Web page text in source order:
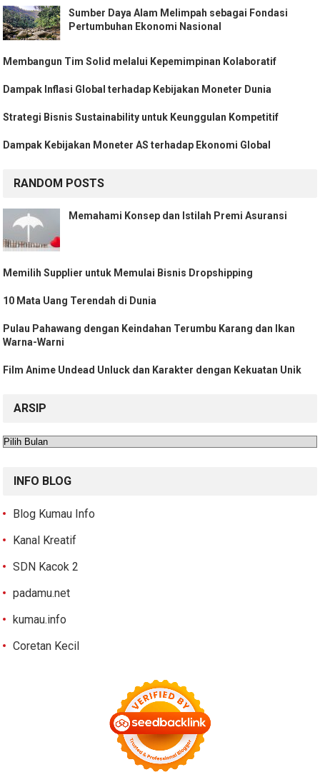
Sumber Daya Alam Melimpah sebagai Fondasi
Pertumbuhan Ekonomi Nasional
Membangun Tim Solid melalui Kepemimpinan Kolaboratif
Dampak Inflasi Global terhadap Kebijakan Moneter Dunia
Strategi Bisnis Sustainability untuk Keunggulan Kompetitif
Dampak Kebijakan Moneter AS terhadap Ekonomi Global
RANDOM POSTS
Memahami Konsep dan Istilah Premi Asuransi
Memilih Supplier untuk Memulai Bisnis Dropshipping
10 Mata Uang Terendah di Dunia
Pulau Pahawang dengan Keindahan Terumbu Karang dan Ikan
Warna-Warni
Film Anime Undead Unluck dan Karakter dengan Kekuatan Unik
ARSIP
Arsip
INFO BLOG
Blog Kumau Info
Kanal Kreatif
SDN Kacok 2
padamu.net
kumau.info
Coretan Kecil